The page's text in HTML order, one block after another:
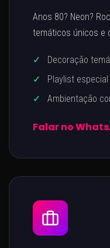
Anos 80? Neon?
temáticos únicos e
✓
Decoração
✓
Playlist especial
✓
Ambientação
Falar no